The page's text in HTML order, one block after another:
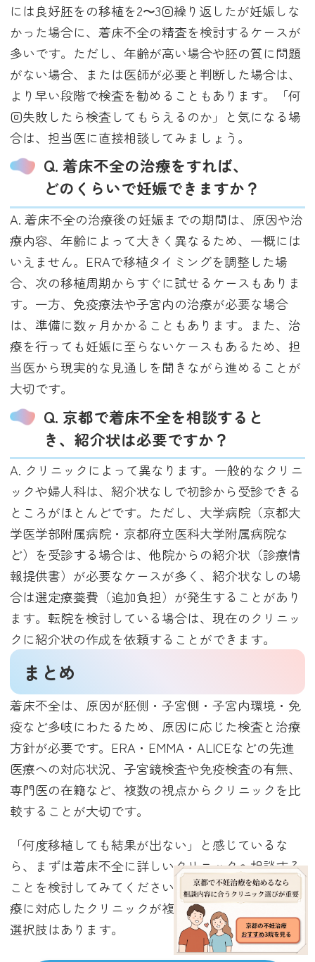
には良好胚をの移植を2〜3回繰り返したが妊娠しな
かった場合に、着床不全の精査を検討するケースが
多いです。ただし、年齢が高い場合や胚の質に問題
がない場合、または医師が必要と判断した場合は、
より早い段階で検査を勧めることもあります。「何
回失敗したら検査してもらえるのか」と気になる場
合は、担当医に直接相談してみましょう。
Q. 着床不全の治療をすれば、
どのくらいで妊娠できますか？
A. 着床不全の治療後の妊娠までの期間は、原因や治
療内容、年齢によって大きく異なるため、一概には
いえません。ERAで移植タイミングを調整した場
合、次の移植周期からすぐに試せるケースもありま
す。一方、免疫療法や子宮内の治療が必要な場合
は、準備に数ヶ月かかることもあります。また、治
療を行っても妊娠に至らないケースもあるため、担
当医から現実的な見通しを聞きながら進めることが
大切です。
Q. 京都で着床不全を相談すると
き、紹介状は必要ですか？
A. クリニックによって異なります。一般的なクリニ
ックや婦人科は、紹介状なしで初診から受診できる
ところがほとんどです。ただし、大学病院（京都大
学医学部附属病院・京都府立医科大学附属病院な
ど）を受診する場合は、他院からの紹介状（診療情
報提供書）が必要なケースが多く、紹介状なしの場
合は選定療養費（追加負担）が発生することがあり
ます。転院を検討している場合は、現在のクリニッ
クに紹介状の作成を依頼することができます。
まとめ
着床不全は、原因が胚側・子宮側・子宮内環境・免
疫など多岐にわたるため、原因に応じた検査と治療
方針が必要です。ERA・EMMA・ALICEなどの先進
医療への対応状況、子宮鏡検査や免疫検査の有無、
専門医の在籍など、複数の視点からクリニックを比
較することが大切です。
「何度移植しても結果が出ない」と感じているな
ら、まずは着床不全に詳しいクリニックへ相談する
ことを検討してみてください。京都市内には先進医
療に対応したクリニックが複数あり、原因を調べる
選択肢はあります。